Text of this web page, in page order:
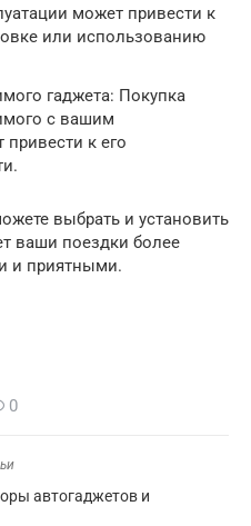
может привести к
или использованию
гаджета: Покупка
с вашим
к его
выбрать и установить
ваши поездки более
и приятными.
0
автогаджетов и